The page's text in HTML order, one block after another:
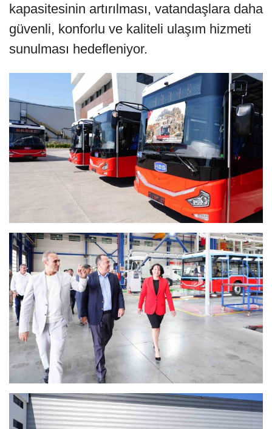
kapasitesinin artırılması, vatandaşlara daha
güvenli, konforlu ve kaliteli ulaşım hizmeti
sunulması hedefleniyor.